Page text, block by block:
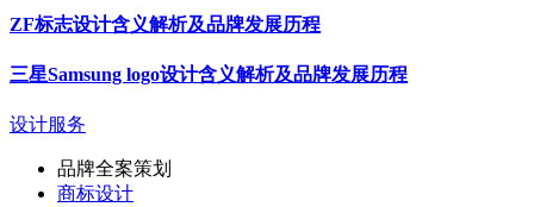
ZF标志设计含义解析及品牌发展历程
三星Samsung logo设计含义解析及品牌发展历程
设计服务
品牌全案策划
商标设计